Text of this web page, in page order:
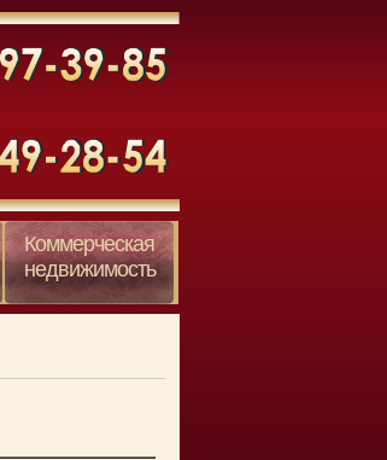
Коммерческая
недвижимость